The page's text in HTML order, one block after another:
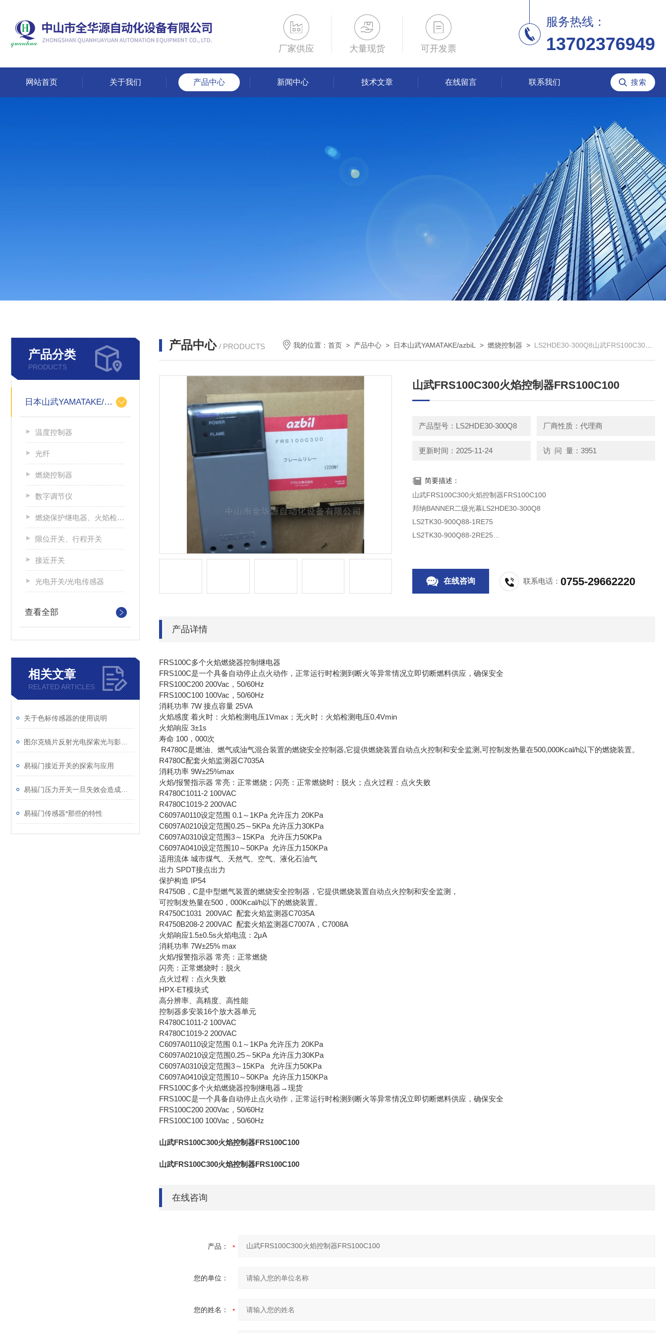
厂家供应 大量现货 可开发票
服务热线：
13702376949
网站首页 关于我们 产品中心 新闻中心 技术文章 在线留言 联系我们
产品分类
PRODUCTS
日本山武YAMATAKE/azbiL
温度控制器
光纤
燃烧控制器
数字调节仪
燃烧保护继电器、火焰检测器
限位开关、行程开关
接近开关
光电开关/光电传感器
查看全部
相关文章
RELATED ARTICLES
关于色标传感器的使用说明
易福门接近开关的探索与应用
易福门传感器*那些的特性
产品中心 / PRODUCTS 我的位置：首页 > 产品中心 > 日本山武YAMATAKE/azbiL >燃烧控制器 > LS2HDE30-300Q8山武FRS100C300火焰控制器FRS100C100
山武FRS100C300火焰控制器FRS100C100
产品型号：LS2HDE30-300Q8 厂商性质：代理商
更新时间：2025-11-24 访 问 量：3951
简要描述：
山武FRS100C300火焰控制器FRS100C100
邦纳BANNER二级光幕LS2HDE30-300Q8
LS2TK30-900Q88-1RE75
LS2TK30-900Q88-2RE25
在线咨询 联系电话：0755-29662220
产品详情
FRS100C多个火焰燃烧器控制继电器
FRS100C是一个具备自动停止点火动作，正常运行时检测到断火等异常情况立即切断燃料供应，确保安全
FRS100C200 200Vac，50/60Hz
FRS100C100 100Vac，50/60Hz
消耗功率 7W 接点容量 25VA
火焰感度 着火时：火焰检测电压1Vmax；无火时：火焰检测电压0.4Vmin
火焰响应 3±1s
寿命 100，000次
R4780C是燃油、燃气或油气混合装置的燃烧安全控制器,它提供燃烧装置自动点火控制和安全监测,可控制发热量在500,000Kcal/h以下的燃烧装置。
R4780C配套火焰监测器C7035A
消耗功率 9W±25%max
火焰/报警指示器 常亮：正常燃烧；闪亮：正常燃烧时：脱火；点火过程：点火失败
R4780C1011-2 100VAC
R4780C1019-2 200VAC
C6097A0110设定范围 0.1～1KPa 允许压力 20KPa
C6097A0210设定范围0.25～5KPa 允许压力30KPa
C6097A0310设定范围3～15KPa 允许压力50KPa
C6097A0410设定范围10～50KPa 允许压力150KPa
适用流体 城市煤气、天然气、空气、液化石油气
出力 SPDT接点出力
保护构造 IP54
R4750B，C是中型燃气装置的燃烧安全控制器，它提供燃烧装置自动点火控制和安全监测，
可控制发热量在500，000Kcal/h以下的燃烧装置。
R4750C1031 200VAC 配套火焰监测器C7035A
R4750B208-2 200VAC 配套火焰监测器C7007A，C7008A
火焰响应1.5±0.5s火焰电流：2μA
消耗功率 7W±25% max
火焰/报警指示器 常亮：正常燃烧
闪亮：正常燃烧时：脱火
点火过程：点火失败
HPX-ET模块式
高分辨率、高精度、高性能
控制器多安装16个放大器单元
R4780C1011-2 100VAC
R4780C1019-2 200VAC
C6097A0110设定范围 0.1～1KPa 允许压力 20KPa
C6097A0210设定范围0.25～5KPa 允许压力30KPa
C6097A0310设定范围3～15KPa 允许压力50KPa
C6097A0410设定范围10～50KPa 允许压力150KPa
FRS100C多个火焰燃烧器控制继电器→现货
FRS100C是一个具备自动停止点火动作，正常运行时检测到断火等异常情况立即切断燃料供应，确保安全
FRS100C200 200Vac，50/60Hz
FRS100C100 100Vac，50/60Hz
山武FRS100C300火焰控制器FRS100C100
山武FRS100C300火焰控制器FRS100C100
在线咨询
产品：
您的单位：
您的姓名：